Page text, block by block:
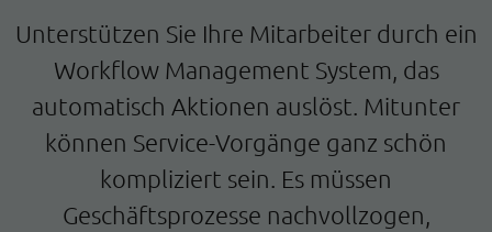
Unterstützen Sie Ihre Mitarbeiter durch ein
Workflow Management System, das
automatisch Aktionen auslöst. Mitunter
können Service-Vorgänge ganz schön
kompliziert sein. Es müssen
Geschäftsprozesse nachvollzogen,